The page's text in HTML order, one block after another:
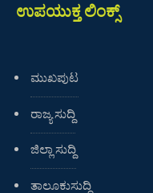
ಉಪಯುಕ್ತ ಲಿಂಕ್ಸ್
ಮುಖಪುಟ
ರಾಜ್ಯ ಸುದ್ದಿ
ಜಿಲ್ಲಾ ಸುದ್ದಿ
ತಾಲೂಕುಸುದ್ದಿ